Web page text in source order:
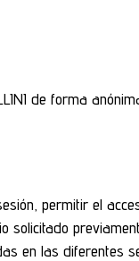
de forma
permitir el
solicitado
en las diferentes